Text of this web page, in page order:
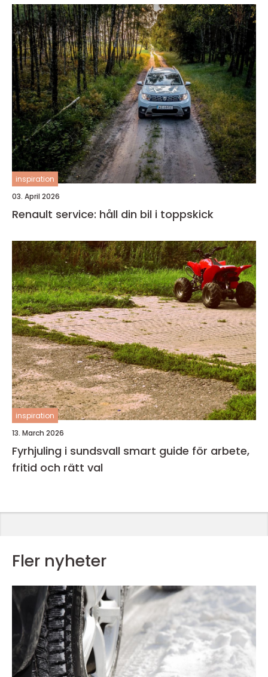
inspiration
03. April 2026
Renault service: håll din bil i toppskick
inspiration
13. March 2026
Fyrhjuling i sundsvall smart guide för arbete,
fritid och rätt val
Fler nyheter